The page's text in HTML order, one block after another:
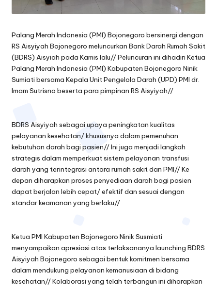
Palang Merah Indonesia (PMI) Bojonegoro bersinergi dengan
RS Aisyiyah Bojonegoro meluncurkan Bank Darah Rumah Sakit
(BDRS) Aisyiah pada Kamis lalu// Peluncuran ini dihadiri Ketua
Palang Merah Indonesia (PMI) Kabupaten Bojonegoro Ninik
Sumiati bersama Kepala Unit Pengelola Darah (UPD) PMI dr.
Imam Sutrisno beserta para pimpinan RS Aisyiyah//
BDRS Aisyiyah sebagai upaya peningkatan kualitas
pelayanan kesehatan/ khususnya dalam pemenuhan
kebutuhan darah bagi pasien// Ini juga menjadi langkah
strategis dalam memperkuat sistem pelayanan transfusi
darah yang terintegrasi antara rumah sakit dan PMI// Ke
depan diharapkan proses penyediaan darah bagi pasien
dapat berjalan lebih cepat/ efektif dan sesuai dengan
standar keamanan yang berlaku//
Ketua PMI Kabupaten Bojonegoro Ninik Susmiati
menyampaikan apresiasi atas terlaksananya launching BDRS
Aisyiyah Bojonegoro sebagai bentuk komitmen bersama
dalam mendukung pelayanan kemanusiaan di bidang
kesehatan// Kolaborasi yang telah terbangun ini diharapkan